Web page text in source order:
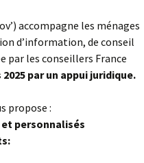
accompagne les ménages
d’information, de conseil
par les conseillers France
par un appui juridique.
propose :
personnalisés